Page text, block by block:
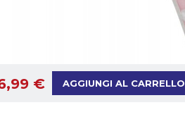
€ AGGIUNGI AL CARRELLO